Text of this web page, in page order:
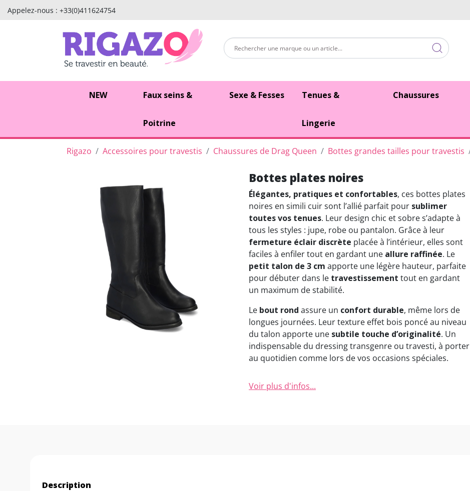
Appelez-nous : +33(0)411624754
NEW Faux seins &
Poitrine
Sexe & Fesses Tenues &
Lingerie
Chaussures
Rigazo Accessoires pour travestis Chaussures de Drag Queen Bottes grandes tailles pour travestis
Bottes plates noires
Élégantes, pratiques et confortables, ces bottes plates
noires en simili cuir sont l’allié parfait pour sublimer
toutes vos tenues. Leur design chic et sobre s’adapte à
tous les styles : jupe, robe ou pantalon. Grâce à leur
fermeture éclair discrète placée à l’intérieur, elles sont
faciles à enfiler tout en gardant une allure raffinée. Le
petit talon de 3 cm apporte une légère hauteur, parfaite
pour débuter dans le travestissement tout en gardant
un maximum de stabilité.
Le bout rond assure un confort durable, même lors de
longues journées. Leur texture effet bois poncé au niveau
du talon apporte une subtile touche d’originalité. Un
indispensable du dressing transgenre ou travesti, à porter
au quotidien comme lors de vos occasions spéciales.
Voir plus d'infos...
Description